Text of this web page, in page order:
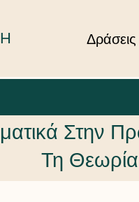
Δράσεις
Στην
Τη Θεωρία